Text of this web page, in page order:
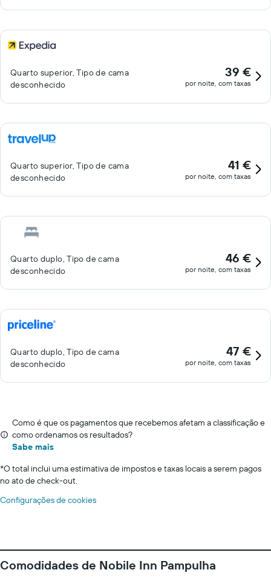
Quarto superior, Tipo de cama
desconhecido
39 €
por noite, com taxas
Quarto superior, Tipo de cama
desconhecido
41 €
por noite, com taxas
Quarto duplo, Tipo de cama
desconhecido
46 €
por noite, com taxas
Quarto duplo, Tipo de cama
desconhecido
47 €
por noite, com taxas
Como é que os pagamentos que recebemos afetam a classificação e
como ordenamos os resultados?
Sabe mais
*O total inclui uma estimativa de impostos e taxas locais a serem pagos
no ato de check-out.
Configurações de cookies
Comodidades de Nobile Inn Pampulha